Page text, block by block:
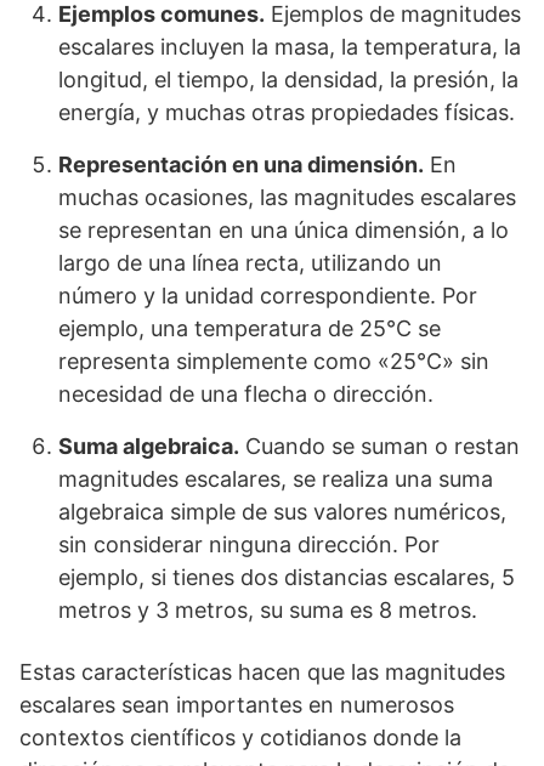
Ejemplos comunes. Ejemplos de magnitudes
escalares incluyen la masa, la temperatura, la
longitud, el tiempo, la densidad, la presión, la
energía, y muchas otras propiedades físicas.
Representación en una dimensión. En
muchas ocasiones, las magnitudes escalares
se representan en una única dimensión, a lo
largo de una línea recta, utilizando un
número y la unidad correspondiente. Por
ejemplo, una temperatura de 25°C se
representa simplemente como «25°C» sin
necesidad de una flecha o dirección.
Suma algebraica. Cuando se suman o restan
magnitudes escalares, se realiza una suma
algebraica simple de sus valores numéricos,
sin considerar ninguna dirección. Por
ejemplo, si tienes dos distancias escalares, 5
metros y 3 metros, su suma es 8 metros.
Estas características hacen que las magnitudes
escalares sean importantes en numerosos
contextos científicos y cotidianos donde la